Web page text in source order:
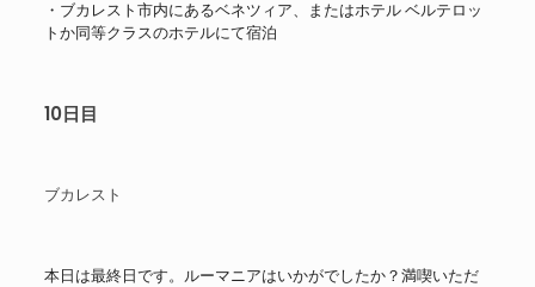
・ブカレスト市内にあるベネツィア、またはホテル ベルテロッ
トか同等クラスのホテルにて宿泊
10日目
ブカレスト
本日は最終日です。ルーマニアはいかがでしたか？満喫いただ